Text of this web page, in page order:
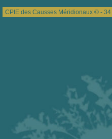
CPIE des Causses Méridionaux © -